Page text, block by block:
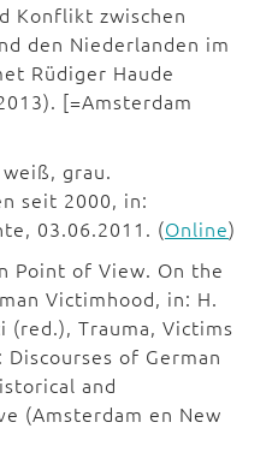
Konflikt zwischen
den Niederlanden im
Rüdiger Haude
[=Amsterdam
grau.
seit 2000, in:
03.06.2011. (Online)
Point of View. On the
Victimhood, in: H.
(red.), Trauma, Victims
of German
and
(Amsterdam en New